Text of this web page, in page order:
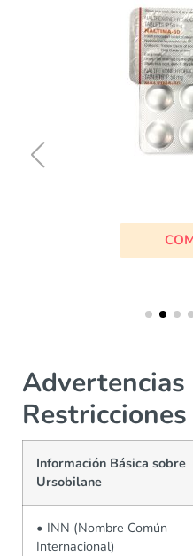
Restricciones
Información Básica sobre
Ursobilane
• INN (Nombre Común
Internacional)